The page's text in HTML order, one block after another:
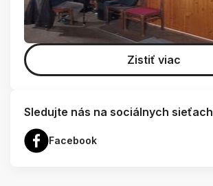
Zistiť viac
Sledujte nás na sociálnych sieťach
Facebook